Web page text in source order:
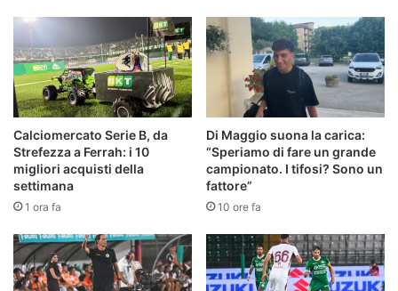
Calciomercato Serie B, da
Strefezza a Ferrah: i 10
migliori acquisti della
settimana
1 ora fa
Di Maggio suona la carica:
“Speriamo di fare un grande
campionato. I tifosi? Sono un
fattore”
10 ore fa